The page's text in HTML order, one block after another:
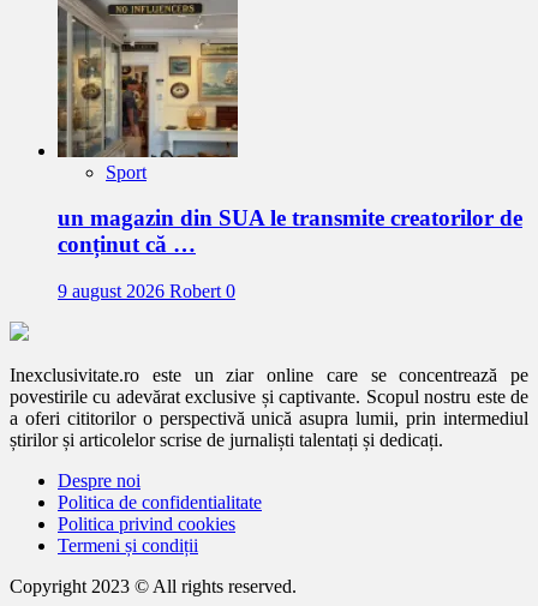
Sport
un magazin din SUA le transmite creatorilor de
conținut că …
9 august 2026 Robert 0
Inexclusivitate.ro este un ziar online care se concentrează pe
povestirile cu adevărat exclusive și captivante. Scopul nostru este de
a oferi cititorilor o perspectivă unică asupra lumii, prin intermediul
știrilor și articolelor scrise de jurnaliști talentați și dedicați.
Despre noi
Politica de confidentialitate
Politica privind cookies
Termeni și condiții
Copyright 2023 © All rights reserved.